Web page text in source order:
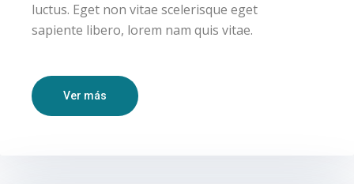
luctus. Eget non vitae scelerisque eget
sapiente libero, lorem nam quis vitae.
Ver más